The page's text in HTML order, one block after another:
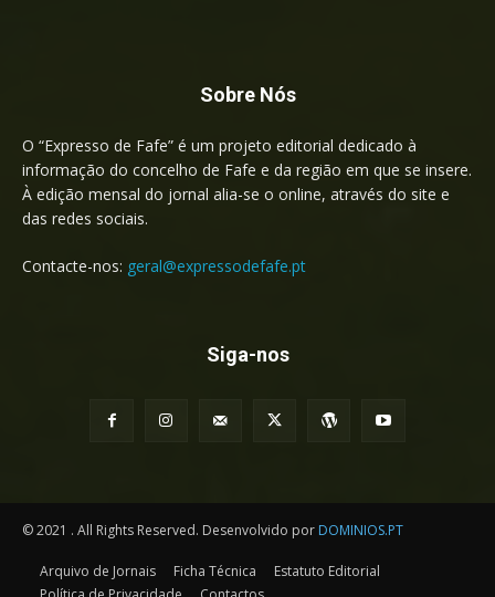
Sobre Nós
O “Expresso de Fafe” é um projeto editorial dedicado à
informação do concelho de Fafe e da região em que se insere.
À edição mensal do jornal alia-se o online, através do site e
das redes sociais.
Contacte-nos: geral@expressodefafe.pt
Siga-nos
© 2021 . All Rights Reserved. Desenvolvido por DOMINIOS.PT
Arquivo de Jornais Ficha Técnica
Estatuto Editorial